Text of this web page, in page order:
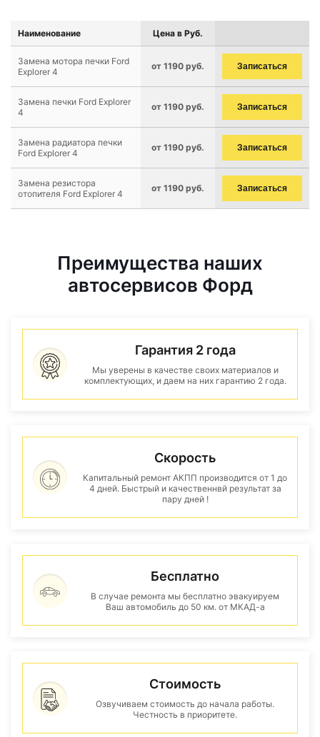
Наименование Цена в Руб.
Замена мотора печки Ford
Explorer 4
от 1190 руб. Записаться
Замена печки Ford Explorer
4
от 1190 руб. Записаться
Замена радиатора печки
Ford Explorer 4
от 1190 руб. Записаться
Замена резистора
отопителя Ford Explorer 4
от 1190 руб. Записаться
Преимущества наших
автосервисов Форд
Гарантия 2 года
Мы уверены в качестве своих материалов и
комплектующих, и даем на них гарантию 2 года.
Скорость
Капитальный ремонт АКПП производится от 1 до
4 дней. Быстрый и качественнвй результат за
пару дней !
Бесплатно
В случае ремонта мы бесплатно эвакуируем
Ваш автомобиль до 50 км. от МКАД-а
Стоимость
Озвучиваем стоимость до начала работы.
Честность в приоритете.